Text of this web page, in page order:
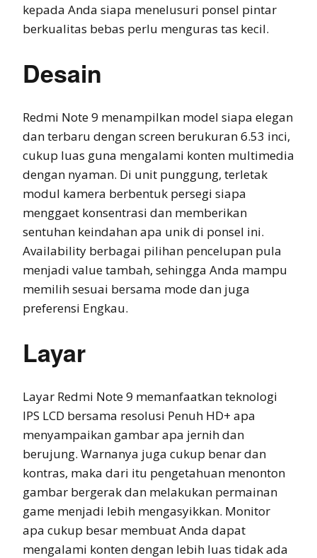
kepada Anda siapa menelusuri ponsel pintar
berkualitas bebas perlu menguras tas kecil.
Desain
Redmi Note 9 menampilkan model siapa elegan
dan terbaru dengan screen berukuran 6.53 inci,
cukup luas guna mengalami konten multimedia
dengan nyaman. Di unit punggung, terletak
modul kamera berbentuk persegi siapa
menggaet konsentrasi dan memberikan
sentuhan keindahan apa unik di ponsel ini.
Availability berbagai pilihan pencelupan pula
menjadi value tambah, sehingga Anda mampu
memilih sesuai bersama mode dan juga
preferensi Engkau.
Layar
Layar Redmi Note 9 memanfaatkan teknologi
IPS LCD bersama resolusi Penuh HD+ apa
menyampaikan gambar apa jernih dan
berujung. Warnanya juga cukup benar dan
kontras, maka dari itu pengetahuan menonton
gambar bergerak dan melakukan permainan
game menjadi lebih mengasyikkan. Monitor
apa cukup besar membuat Anda dapat
mengalami konten dengan lebih luas tidak ada